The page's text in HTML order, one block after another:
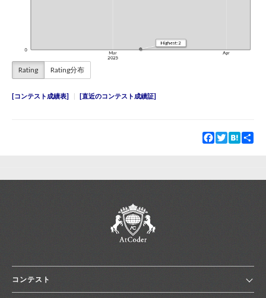
Rating Rating分布
コンテスト成績表 直近のコンテスト成績証
Facebook
TwitterHatena
コンテスト